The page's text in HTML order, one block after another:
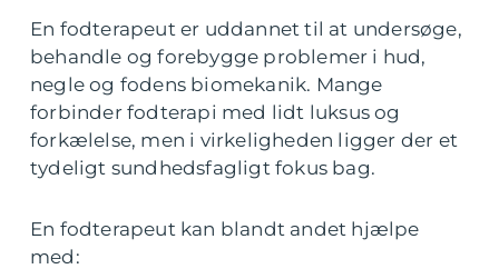
En fodterapeut er uddannet til at undersøge,
behandle og forebygge problemer i hud,
negle og fodens biomekanik. Mange
forbinder fodterapi med lidt luksus og
forkælelse, men i virkeligheden ligger der et
tydeligt sundhedsfagligt fokus bag.
En fodterapeut kan blandt andet hjælpe
med: